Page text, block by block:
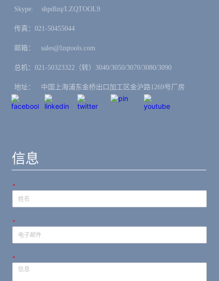
Skype: ㅤshpdlzq/LZQTOOL9
传真：021-50455044
邮箱：ㅤsales@lzqtools.com
总机：021-50323322（转）3040/3050/3070/3080/3090
地址：ㅤ中国上海浦东金桥出口加工区金沪路1269号厂房
信息
*
*
*